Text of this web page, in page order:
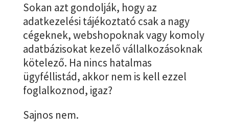
Sokan azt gondolják, hogy az
adatkezelési tájékoztató csak a nagy
cégeknek, webshopoknak vagy komoly
adatbázisokat kezelő vállalkozásoknak
kötelező. Ha nincs hatalmas
ügyféllistád, akkor nem is kell ezzel
foglalkoznod, igaz?
Sajnos nem.